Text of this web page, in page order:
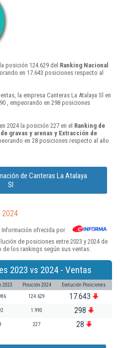
posición 124.629 del Ranking Nacional
en 17.643 posiciones respecto al
la empresa Canteras La Atalaya Sl en
, empeorando en 298 posiciones
2024 la posición 227 en el Ranking de
gravas y arenas y Extracción de
en 28 posiciones respecto al año
de Canteras La Atalaya
Sl
Información ofrecida por
de posiciones entre 2023 y 2024 de
de los rankings según sus ventas:
2023 vs 2024 - Ventas
2023 Posición 2024 Evolución Posiciones
124.629 17.643
1.990 298
227 28